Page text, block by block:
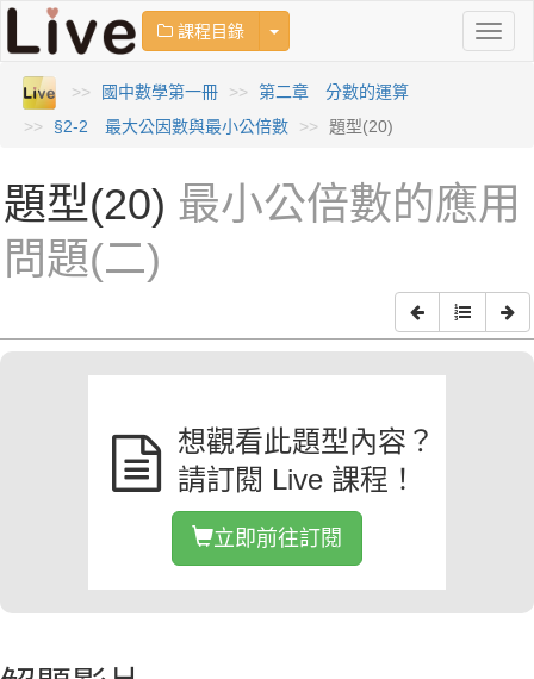
課程目錄 Toggle Dropdown
國中數學第一冊
第二章 分數的運算
§2-2 最大公因數與最小公倍數
題型(20)
題型(20) 最小公倍數的應用
問題(二)
想觀看此題型內容？
請訂閱 Live 課程！
立即前往訂閱